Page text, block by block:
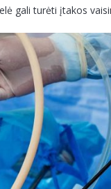
gali turėti įtakos